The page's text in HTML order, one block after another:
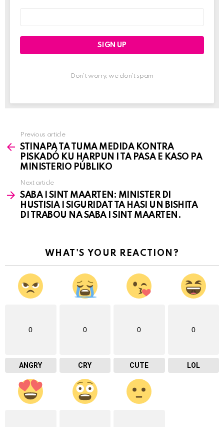
Don't worry, we don't spam
See
more
Previous article
STINAPA TA TUMA MEDIDA KONTRA
PISKADÓ KU HARPUN I TA PASA E KASO PA
MINISTERIO PÚBLIKO
Next article
SABA I SINT MAARTEN: MINISTER DI
HUSTISIA I SIGURIDAT TA HASI UN BISHITA
DI TRABOU NA SABA I SINT MAARTEN.
WHAT'S YOUR REACTION?
0
ANGRY
0
CRY
0
CUTE
0
LOL